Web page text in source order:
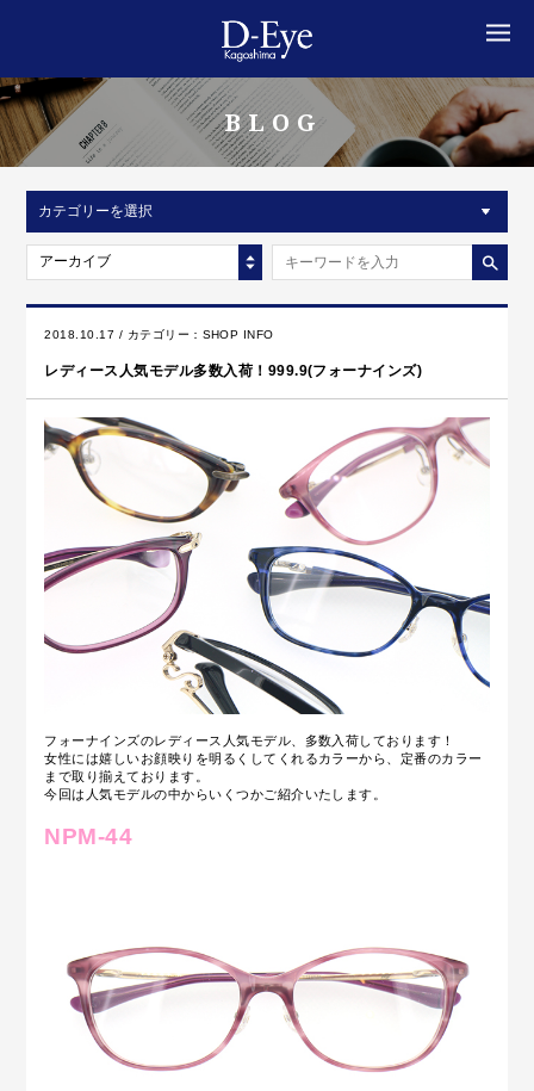
BLOG
カテゴリーを選択
アーカイブ
2018.10.17 / カテゴリー： SHOP INFO
レディース人気モデル多数入荷！999.9(フォーナインズ)
フォーナインズのレディース人気モデル、多数入荷しております！
女性には嬉しいお顔映りを明るくしてくれるカラーから、定番のカラー
まで取り揃えております。
今回は人気モデルの中からいくつかご紹介いたします。
NPM-44